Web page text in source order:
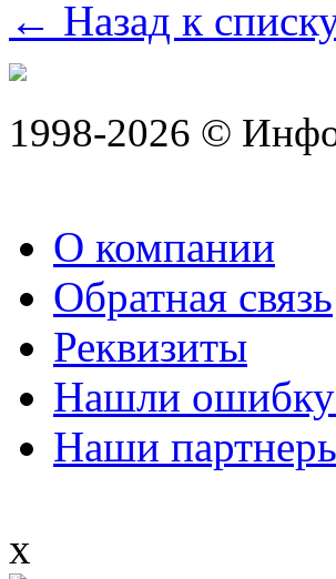
← Назад к
1998-2026 ©
О компании
Обратная связь
Реквизиты
Нашли
Наши
x